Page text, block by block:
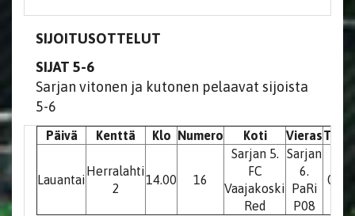
SIJOITUSOTTELUT
SIJAT 5-6
Sarjan vitonen ja kutonen pelaavat sijoista
5-6
Päivä Kenttä Klo Numero Koti Vieras
Lauantai
Herralahti
2
14.00 16
Sarjan 5.
FC
Vaajakoski
Red
Sarjan
6.
PaRi
P08
0 - 2